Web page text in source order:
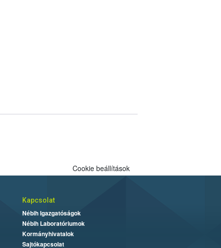
Cookie beállítások
Kapcsolat
Nébih Igazgatóságok
Nébih Laboratóriumok
Kormányhivatalok
Sajtókapcsolat